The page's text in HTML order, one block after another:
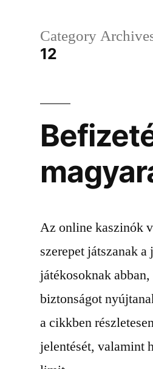
Category
12
Az online kaszinók
szerepet játszanak
játékosoknak
biztonságot
a cikkben
jelentését, valamint